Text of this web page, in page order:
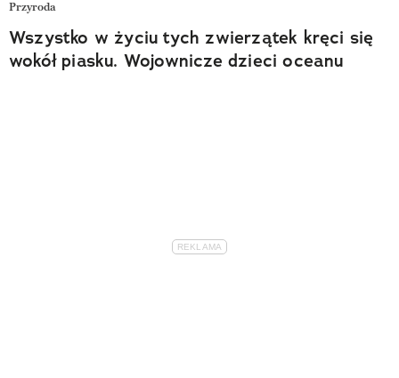
Przyroda
Wszystko w życiu tych zwierzątek kręci się
wokół piasku. Wojownicze dzieci oceanu